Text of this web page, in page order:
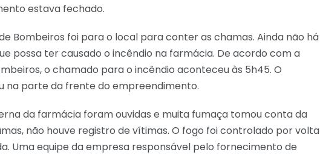
estava fechado.
Bombeiros foi para o local para conter as chamas. Ainda não há
possa ter causado o incêndio na farmácia. De acordo com a
o chamado para o incêndio aconteceu às 5h45. O
na parte da frente do empreendimento.
da farmácia foram ouvidas e muita fumaça tomou conta da
não houve registro de vítimas. O fogo foi controlado por volta
Uma equipe da empresa responsável pelo fornecimento de